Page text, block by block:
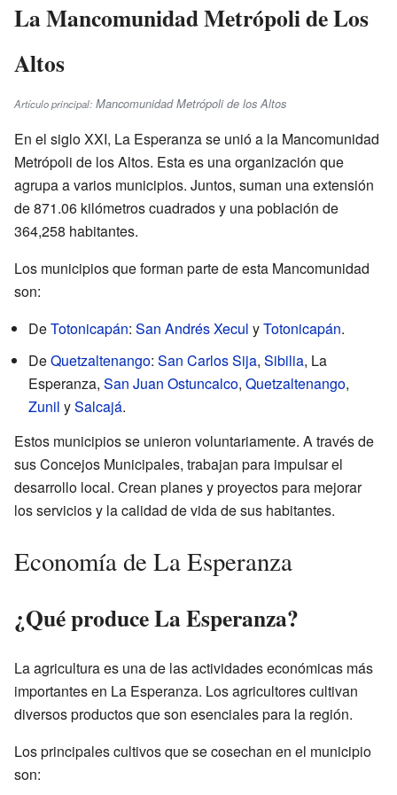
La Mancomunidad Metrópoli de Los
Altos
Artículo principal: Mancomunidad Metrópoli de los Altos
En el siglo XXI, La Esperanza se unió a la Mancomunidad
Metrópoli de los Altos. Esta es una organización que
agrupa a varios municipios. Juntos, suman una extensión
de 871.06 kilómetros cuadrados y una población de
364,258 habitantes.
Los municipios que forman parte de esta Mancomunidad
son:
DeTotonicapán: San Andrés Xecul yTotonicapán.
DeQuetzaltenango: San Carlos Sija, Sibilia, La
Esperanza, San Juan Ostuncalco, Quetzaltenango,
Zunil ySalcajá.
Estos municipios se unieron voluntariamente. A través de
sus Concejos Municipales, trabajan para impulsar el
desarrollo local. Crean planes y proyectos para mejorar
los servicios y la calidad de vida de sus habitantes.
Economía de La Esperanza
¿Qué produce La Esperanza?
La agricultura es una de las actividades económicas más
importantes en La Esperanza. Los agricultores cultivan
diversos productos que son esenciales para la región.
Los principales cultivos que se cosechan en el municipio
son: